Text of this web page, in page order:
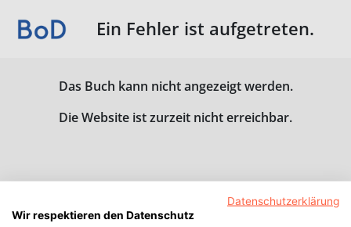
Ein Fehler ist aufgetreten.
Das Buch kann nicht angezeigt werden.
Die Website ist zurzeit nicht erreichbar.
Datenschutzerklärung
Wir respektieren den Datenschutz